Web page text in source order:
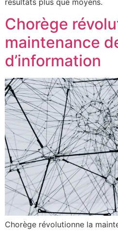
résultats plus que moyens.
Chorège
maintenance
d’information
Chorège révolutionne la